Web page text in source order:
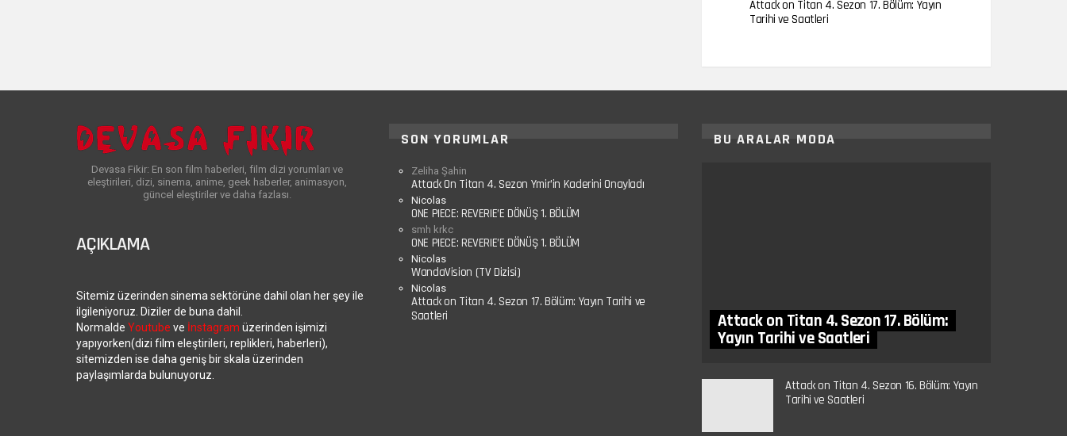
Attack on Titan 4. Sezon 17. Bölüm: Yayın
Tarihi ve Saatleri
Devasa Fikir: En son film haberleri, film dizi yorumları ve
eleştirileri, dizi, sinema, anime, geek haberler, animasyon,
güncel eleştiriler ve daha fazlası.
AÇIKLAMA
Sitemiz üzerinden sinema sektörüne dahil olan her şey ile
ilgileniyoruz. Diziler de buna dahil.
Normalde Youtube ve İnstagram üzerinden işimizi
yapıyorken(dizi film eleştirileri, replikleri, haberleri),
sitemizden ise daha geniş bir skala üzerinden
paylaşımlarda bulunuyoruz.
SON YORUMLAR
Zeliha Şahin
Attack On Titan 4. Sezon Ymir’in Kaderini Onayladı
Nicolas
ONE PIECE: REVERIE’E DÖNÜŞ 1. BÖLÜM
smh krkc
ONE PIECE: REVERIE’E DÖNÜŞ 1. BÖLÜM
Nicolas
WandaVision (TV Dizisi)
Nicolas
Attack on Titan 4. Sezon 17. Bölüm: Yayın Tarihi ve
Saatleri
BU ARALAR MODA
Attack on Titan 4. Sezon 17. Bölüm:
Yayın Tarihi ve Saatleri
Attack on Titan 4. Sezon 16. Bölüm: Yayın
Tarihi ve Saatleri